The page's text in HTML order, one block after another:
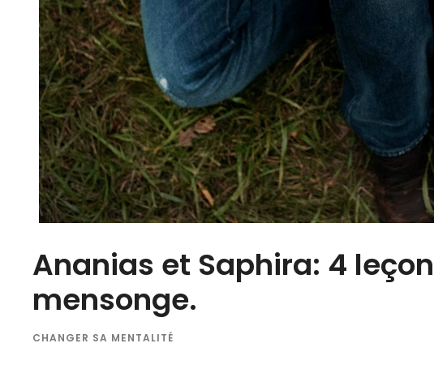
Ananias et Saphira: 4
mensonge.
CHANGER SA MENTALITÉ